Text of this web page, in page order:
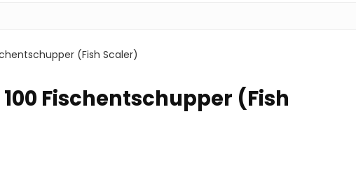
(Fish Scaler)
Fischentschupper (Fish